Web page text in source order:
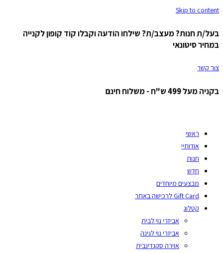
Skip to content
בעל/ת חנות? מעצב/ת? שילחו הודעה וקבלו קוד קופון לקנייה
במחיר סיטונאי
צור קשר
בקניה מעל 499 ש"ח - משלוח חינם
ראשי
אודותיי
חנות
חדש
מבצעים מיוחדים
Gift Card לרכישה באתר
קטלוג
אביזרי נוי לבית
אביזרי נוי לגינה
אוירה סקנדינבית